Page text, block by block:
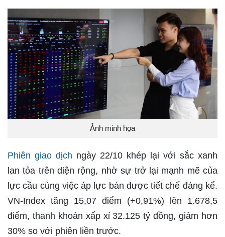
Ảnh minh họa
Phiên giao dịch ngày 22/10 khép lại với sắc xanh
lan tỏa trên diện rộng, nhờ sự trở lại mạnh mẽ của
lực cầu cùng việc áp lực bán được tiết chế đáng kể.
VN-Index tăng 15,07 điểm (+0,91%) lên 1.678,5
điểm, thanh khoản xấp xỉ 32.125 tỷ đồng, giảm hơn
30% so với phiên liền trước.